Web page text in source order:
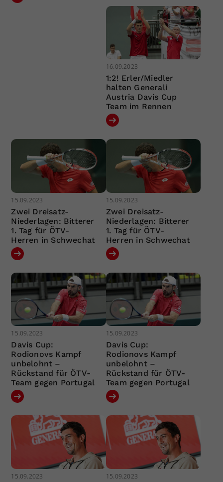
16.09.2023
1:2! Erler/Miedler
halten Generali
Austria Davis Cup
Team im Rennen
15.09.2023
Zwei Dreisatz-
Niederlagen: Bitterer
1. Tag für ÖTV-
Herren in Schwechat
15.09.2023
Zwei Dreisatz-
Niederlagen: Bitterer
1. Tag für ÖTV-
Herren in Schwechat
15.09.2023
Davis Cup:
Rodionovs Kampf
unbelohnt –
Rückstand für ÖTV-
Team gegen Portugal
15.09.2023
Davis Cup:
Rodionovs Kampf
unbelohnt –
Rückstand für ÖTV-
Team gegen Portugal
15.09.2023 15.09.2023